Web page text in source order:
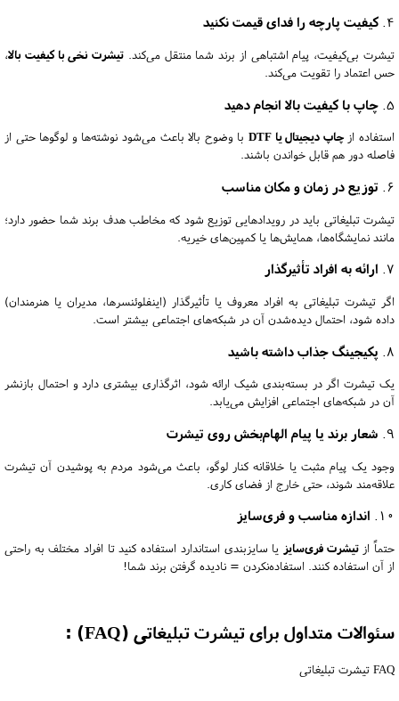
4. کیفیت پارچه را فدای قیمت نکنید
تیشرت بی‌کیفیت، پیام اشتباهی از برند شما منتقل می‌کند. تیشرت نخی با کیفیت بالا،
حس اعتماد را تقویت می‌کند.
5. چاپ با کیفیت بالا انجام دهید
استفاده ازچاپ دیجیتال یا DTF
با وضوح بالا باعث می‌شود نوشته‌ها و لوگوها حتی از
فاصله دور هم قابل خواندن باشند.
6. توزیع در زمان و مکان مناسب
تیشرت تبلیغاتی باید در رویدادهایی توزیع شود که مخاطب هدف برند شما حضور دارد؛
مانند نمایشگاه‌ها، همایش‌ها یا کمپین‌های خیریه.
7. ارائه به افراد تأثیرگذار
اگر تیشرت تبلیغاتی به افراد معروف یا تأثیرگذار (اینفلوئنسرها، مدیران یا هنرمندان)
داده شود، احتمال دیده‌شدن آن در شبکه‌های اجتماعی بیشتر است.
8. پکیجینگ جذاب داشته باشید
یک تیشرت اگر در بسته‌بندی شیک ارائه شود، اثرگذاری بیشتری دارد و احتمال بازنشر
آن در شبکه‌های اجتماعی افزایش می‌یابد.
9. شعار برند یا پیام الهام‌بخش روی تیشرت
وجود یک پیام مثبت یا خلاقانه کنار لوگو، باعث می‌شود مردم به پوشیدن آن تیشرت
علاقه‌مند شوند، حتی خارج از فضای کاری.
10. اندازه مناسب و فری‌سایز
حتماً ازتیشرت فری‌سایز یا سایزبندی استاندارد استفاده کنید تا افراد مختلف به راحتی
از آن استفاده کنند. استفاده‌نکردن = نادیده گرفتن برند شما!
سئوالات متداول برای تیشرت تبلیغاتی (FAQ) :
FAQ تیشرت تبلیغاتی